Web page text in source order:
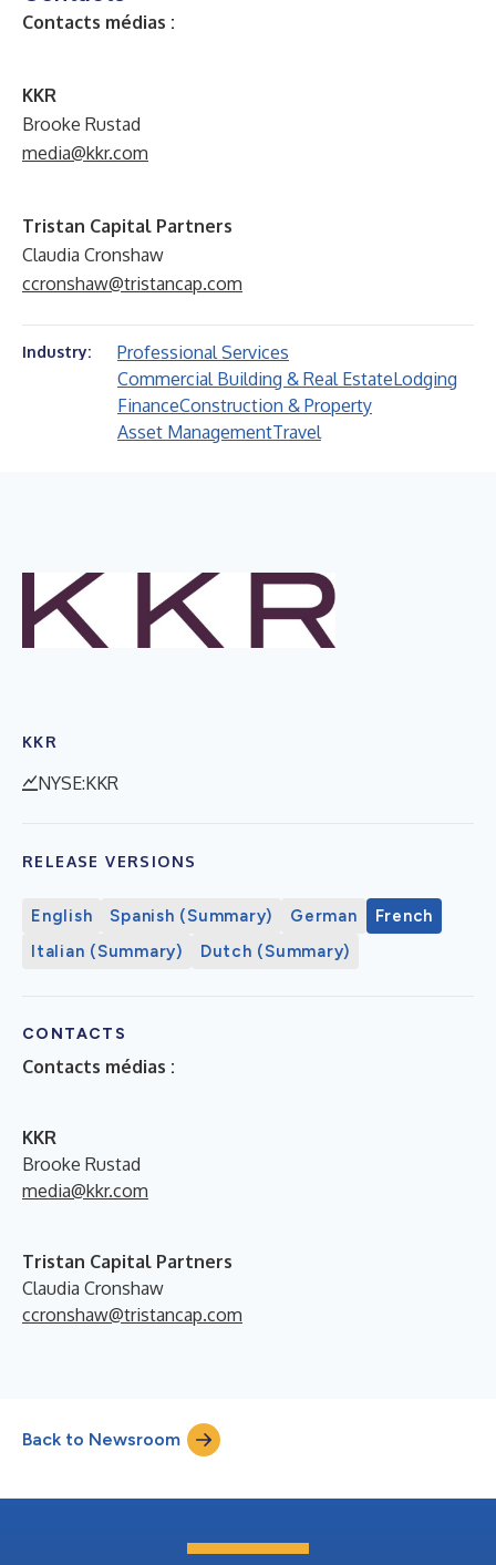
Contacts médias :
KKR
Brooke Rustad
media@kkr.com
Tristan Capital Partners
Claudia Cronshaw
ccronshaw@tristancap.com
Industry:
Professional Services
Commercial Building & Real EstateLodging
FinanceConstruction & Property
Asset ManagementTravel
KKR
NYSE:KKR
RELEASE VERSIONS
English Spanish (Summary) German
French
Italian (Summary)
Dutch (Summary)
CONTACTS
Contacts médias :
KKR
Brooke Rustad
media@kkr.com
Tristan Capital Partners
Claudia Cronshaw
ccronshaw@tristancap.com
Back to Newsroom